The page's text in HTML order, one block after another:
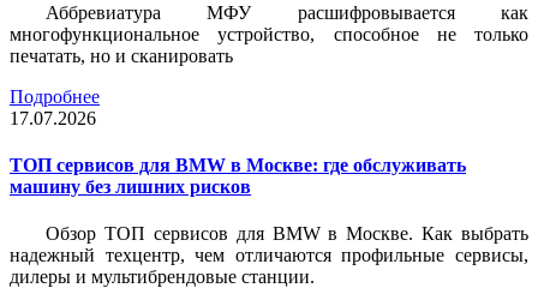
Аббревиатура МФУ расшифровывается как
многофункциональное устройство, способное не только
печатать, но и сканировать
Подробнее
17.07.2026
ТОП сервисов для BMW в Москве: где обслуживать
машину без лишних рисков
Обзор ТОП сервисов для BMW в Москве. Как выбрать
надежный техцентр, чем отличаются профильные сервисы,
дилеры и мультибрендовые станции.